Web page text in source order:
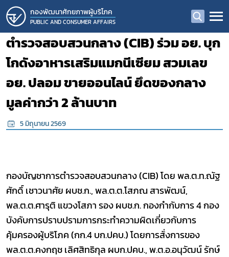
กองพัฒนาศักยภาพผู้บริโภค
PUBLIC AND CONSUMER AFFAIRS
ตำรวจสอบสวนกลาง (CIB) ร่วม อย. บุก
โกดังอาหารเสริมแมกนีเซียม สวมเลข
อย. ปลอม ขายออนไลน์ ยึดของกลาง
มูลค่ากว่า 2 ล้านบาท
5 มิถุนายน 2569
กองบัญชาการตำรวจสอบสวนกลาง (CIB)โดย พล.ต.ท.ณัฐ
ศักดิ์ เชาวนาศัย ผบช.ก.,พล.ต.ต.โสภณ สารพัฒน์,
พล.ต.ต.ศารุติ แขวงโสภา รอง ผบช.ก. กองกำกับการ 4 กอง
บังคับการปราบปรามการกระทำความผิดเกี่ยวกับการ
คุ้มครองผู้บริโภค (กก.4 บก.ปคบ.) โดยการสั่งการของ
พล.ต.ต.คงกฤช เลิศสิทธิกุล ผบก.ปคบ.,พ.ต.อ.อนุวัฒน์ รักษ์